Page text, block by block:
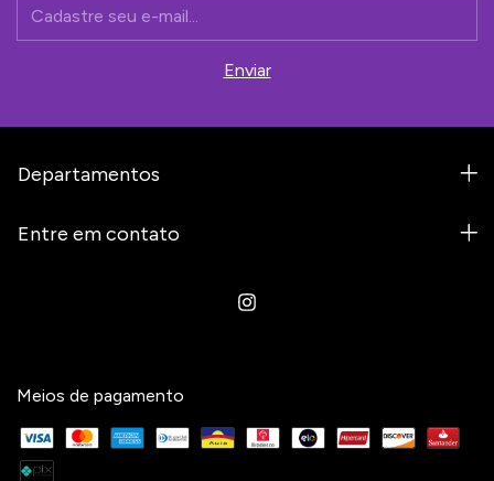
Departamentos
Entre em contato
Meios de pagamento